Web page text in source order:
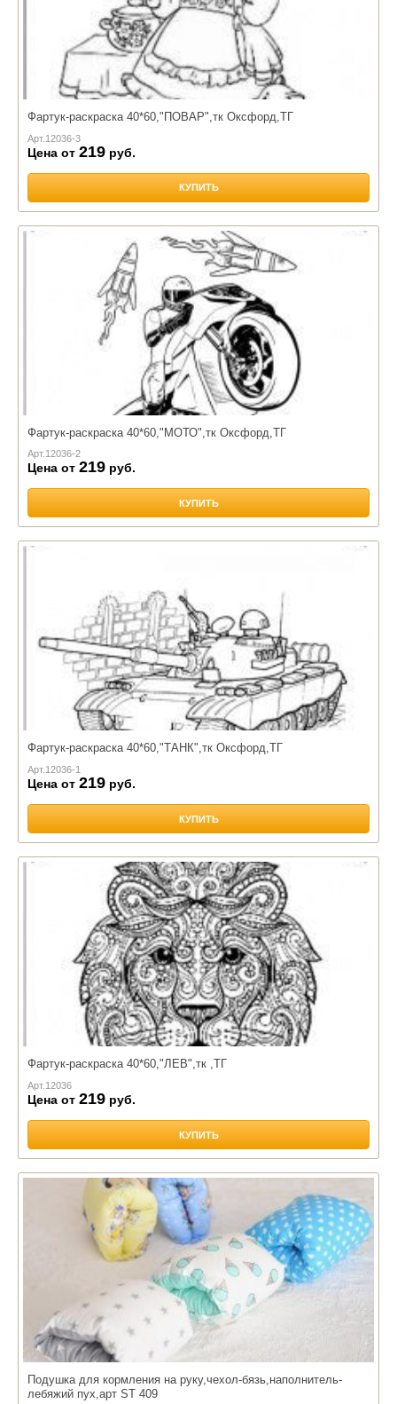
Фартук-раскраска 40*60,"ПОВАР",тк Оксфорд,ТГ
Арт. 12036-3
Цена от 219 руб.
КУПИТЬ
Фартук-раскраска 40*60,"МОТО",тк Оксфорд,ТГ
Арт. 12036-2
Цена от 219 руб.
КУПИТЬ
Фартук-раскраска 40*60,"ТАНК",тк Оксфорд,ТГ
Арт. 12036-1
Цена от 219 руб.
КУПИТЬ
Фартук-раскраска 40*60,"ЛЕВ",тк ,ТГ
Арт. 12036
Цена от 219 руб.
КУПИТЬ
Подушка для кормления на руку,чехол-бязь,наполнитель-
лебяжий пух,арт ST 409